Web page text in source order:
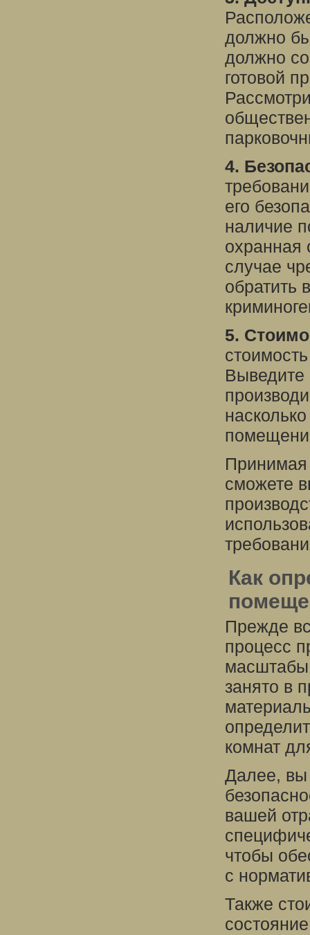
должно
должно
готовой
4.
его
наличие
охранная
случае
обратить
5.
Выведите
Принимая
сможете
Как
Прежде
процесс
занято в
комнат
Далее, вы
вашей
чтобы
с
Также